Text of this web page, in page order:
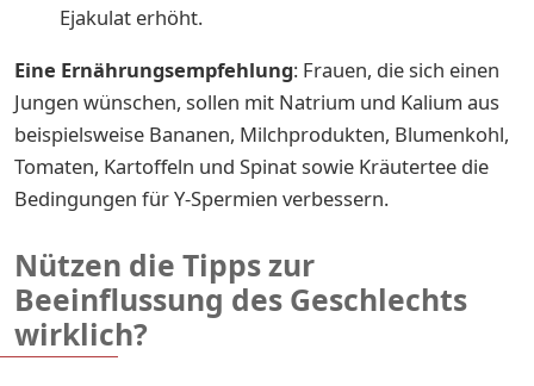
Ejakulat erhöht.
Eine Ernährungsempfehlung: Frauen, die sich einen
Jungen wünschen, sollen mit Natrium und Kalium aus
beispielsweise Bananen, Milchprodukten, Blumenkohl,
Tomaten, Kartoffeln und Spinat sowie Kräutertee die
Bedingungen für Y-Spermien verbessern.
Nützen die Tipps zur
Beeinflussung des Geschlechts
wirklich?